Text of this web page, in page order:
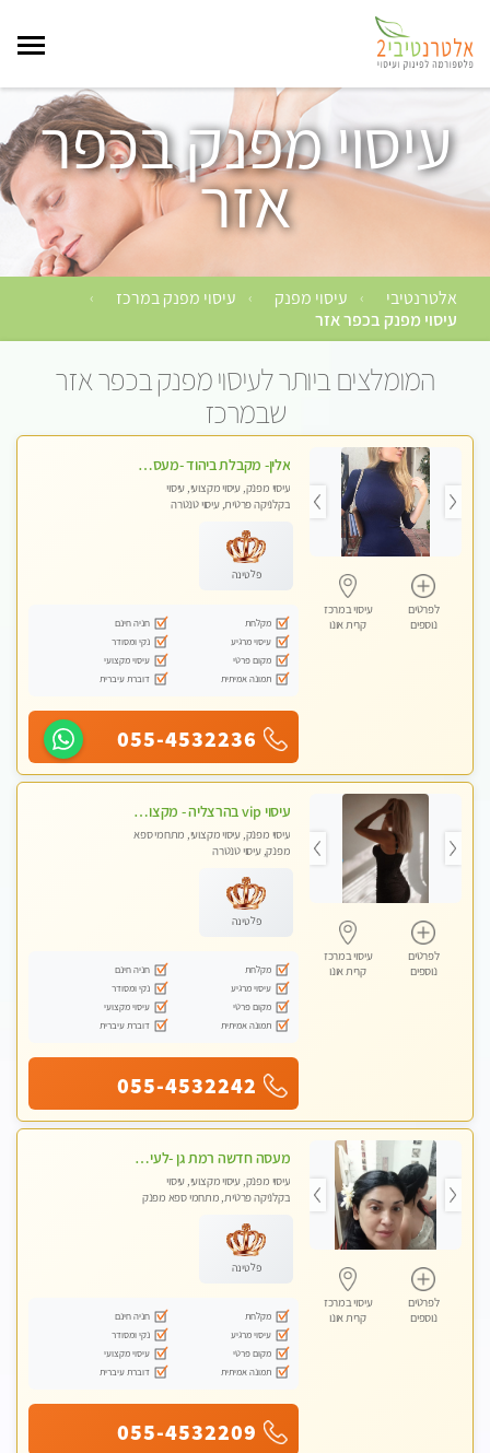
עיסוי מפנק בכפר
אזר
אלטרנטיבי › עיסוי מפנק › עיסוי מפנק במרכז ›
עיסוי מפנק בכפר אזר
המומלצים ביותר לעיסוי מפנק בכפר אזר
שבמרכז
לפרטים
נוספים
עיסוי במרכז
קרית אונו
אלין- מקבלת ביהוד -מעסה פרטית ואיכותית לבד ביהוד . עיסוי מפנק איכותי מקצועי אצלי ביהוד
עיסוי מפנק, עיסוי מקצועי, עיסוי
בקלניקה פרטית, עיסוי טנטרה
פלטינה
מקלחת
חניה חינם
עיסוי מרגיע
נקי ומסודר
מקום פרטי
עיסוי מקצועי
תמונה אמיתית
דוברת עיברית
055-4532236
לפרטים
נוספים
עיסוי במרכז
קרית אונו
עיסוי vip בהרצליה - מקצועי ומפנק ומיוחד highly recommended..new in the city
עיסוי מפנק, עיסוי מקצועי, מתחמי ספא
מפנק, עיסוי טנטרה
פלטינה
מקלחת
חניה חינם
עיסוי מרגיע
נקי ומסודר
מקום פרטי
עיסוי מקצועי
תמונה אמיתית
דוברת עיברית
055-4532242
לפרטים
נוספים
עיסוי במרכז
קרית אונו
מעסה חדשה רמת גן -לעיסוי מיוחד ואיכותי מקום פרטי ואינטימי ושקט מומלץ לחלוטין!!
עיסוי מפנק, עיסוי מקצועי, עיסוי
בקלניקה פרטית, מתחמי ספא מפנק
פלטינה
מקלחת
חניה חינם
עיסוי מרגיע
נקי ומסודר
מקום פרטי
עיסוי מקצועי
תמונה אמיתית
דוברת עיברית
055-4532209